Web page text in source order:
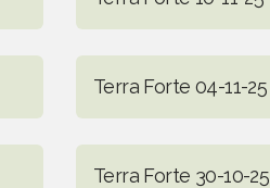
Terra Forte 04-11-25
Terra Forte 30-10-25